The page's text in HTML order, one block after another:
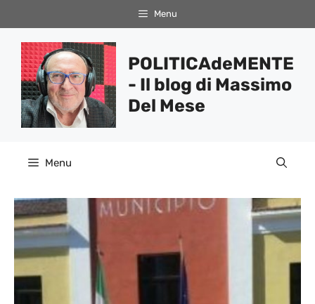
al
contenuto
Menu
POLITICAdeMENTE
- Il blog di Massimo
Del Mese
Menu